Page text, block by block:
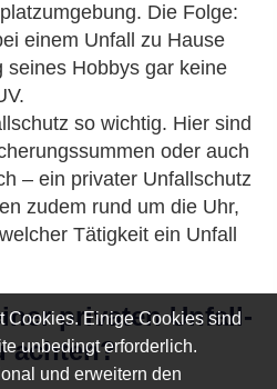
Die Folge:
einem Unfall zu Hause
seines Hobbys gar keine
so wichtig. Hier sind
oder auch
– ein privater Unfallschutz
zudem rund um die Uhr,
Tätigkeit ein Unfall
privaten Unfall­
achten?
Cookies. Einige Cookies sind
unbedingt erforderlich.
und erweitern den